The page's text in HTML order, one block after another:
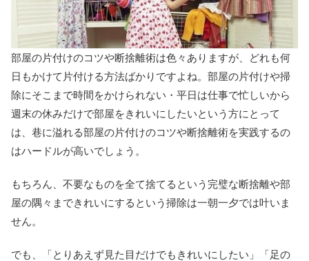
部屋の片付けのコツや断捨離術は色々ありますが、どれも何
日もかけて片付ける方法ばかりですよね。部屋の片付けや掃
除にそこまで時間をかけられない・平日は仕事で忙しいから
週末の休みだけで部屋をきれいにしたいという方にとって
は、巷に溢れる部屋の片付けのコツや断捨離術を実践するの
はハードルが高いでしょう。
もちろん、不要なものを全て捨てるという完璧な断捨離や部
屋の隅々まできれいにするという掃除は一朝一夕では叶いま
せん。
でも、「とりあえず見た目だけでもきれいにしたい」「足の